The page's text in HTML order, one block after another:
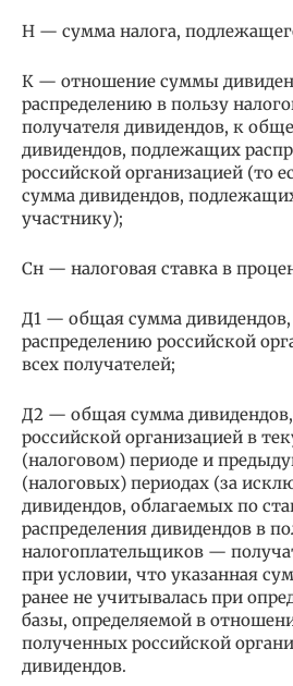
Н — сумма налога,
К — отношение суммы
распределению в пользу
получателя дивидендов, к
дивидендов, подлежащих
российской организацией (то
сумма дивидендов,
участнику);
Сн — налоговая ставка в
Д1 — общая сумма
распределению российской
всех получателей;
Д2 — общая сумма
российской организацией в
(налоговом) периоде и
(налоговых) периодах (за
дивидендов, облагаемых по
распределения дивидендов в
налогоплательщиков —
при условии, что указанная
ранее не учитывалась при
базы, определяемой в
полученных российской
дивидендов.